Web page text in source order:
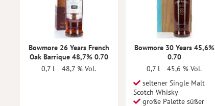
Bowmore 26 Years French
Oak Barrique 48,7% 0.70
0,7 l
48,7 % Vol.
Bowmore 30 Years 45,6%
0.70
0,7 l
45,6 % Vol.
seltener Single Malt
Scotch Whisky
große Palette süßer